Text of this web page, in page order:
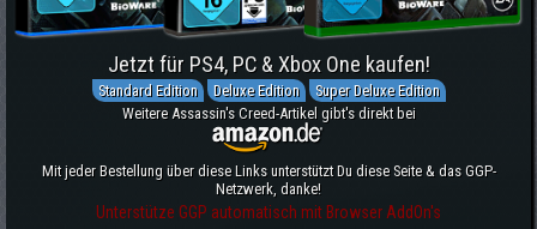
Jetzt für PS4, PC & Xbox One kaufen!
Standard Edition Deluxe Edition
Super Deluxe Edition
Weitere Assassin's Creed-Artikel gibt's direkt bei
Mit jeder Bestellung über diese Links unterstützt Du diese Seite & das GGP-
Netzwerk, danke!
Unterstütze GGP automatisch mit Browser AddOn's